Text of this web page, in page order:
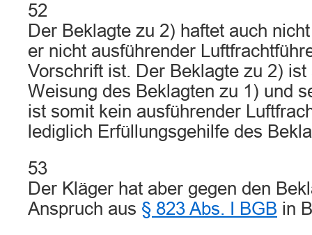
52
Der Beklagte zu 2) haftet auch
er nicht ausführender
Vorschrift ist. Der Beklagte zu 2)
Weisung des Beklagten zu 1) und
ist somit kein ausführender
lediglich Erfüllungsgehilfe des
53
Der Kläger hat aber gegen den
Anspruch aus § 823 Abs. I BGB in